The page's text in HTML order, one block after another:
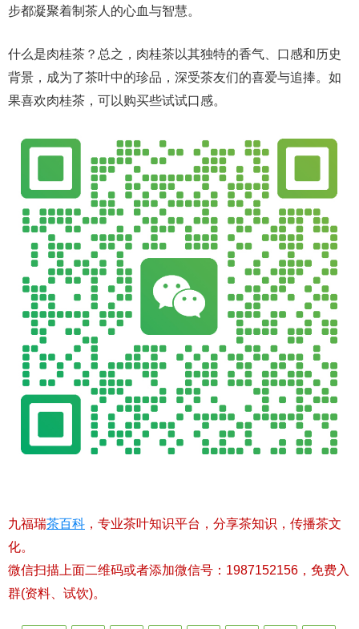
步都凝聚着制茶人的心血与智慧。
什么是肉桂茶？总之，肉桂茶以其独特的香气、口感和历史
背景，成为了茶叶中的珍品，深受茶友们的喜爱与追捧。如
果喜欢肉桂茶，可以购买些试试口感。
九福瑞茶百科 ，专业茶叶知识平台，分享茶知识，传播茶文
化。
微信扫描上面二维码或者添加微信号：1987152156，免费入
群(资料、试饮)。